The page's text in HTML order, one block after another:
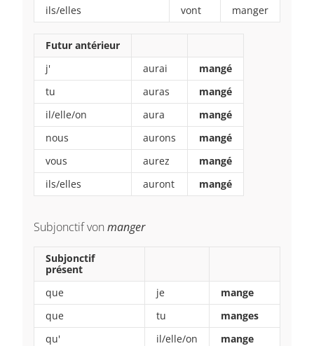
ils/elles
vont manger
Futur antérieur
j'
aurai
mangé
tu
auras
mangé
il/elle/on
aura
mangé
nous
aurons
mangé
vous
aurez
mangé
ils/elles
auront mangé
Subjonctif von manger
Subjonctif
présent
que
je
mange
que
tu
manges
qu'
il/elle/on
mange